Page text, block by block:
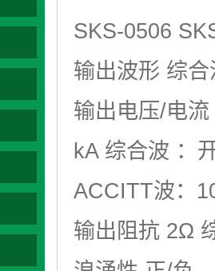
SKS-0506
输出波形 综
输出电压/电
kA 综合波 ：
ACCITT波：
输出阻抗 2Ω